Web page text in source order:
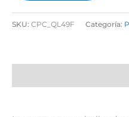
SKU: CPC_QL49F Categoría: